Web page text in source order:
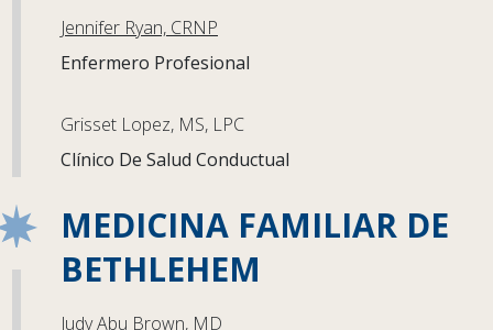
Jennifer Ryan, CRNP
Enfermero Profesional
Grisset Lopez, MS, LPC
Clínico De Salud Conductual
MEDICINA FAMILIAR DE
BETHLEHEM
Judy Abu Brown, MD